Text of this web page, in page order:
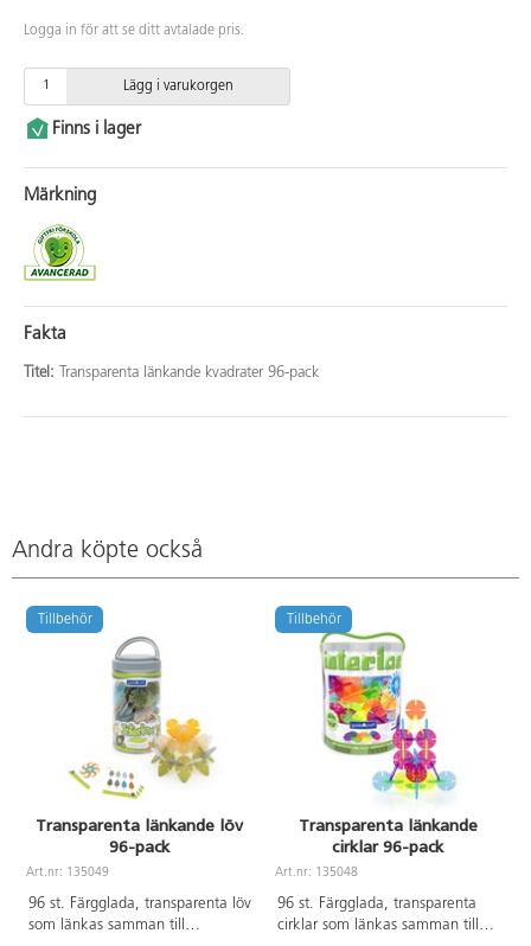
Logga in för att se ditt avtalade pris.
Lägg i varukorgen
Finns i lager
Märkning
Fakta
Titel: Transparenta länkande kvadrater 96-pack
Andra köpte också
Tillbehör
Transparenta länkande löv
96-pack
Art.nr: 135049
96 st. Färgglada, transparenta löv
som länkas samman till
Tillbehör
Transparenta länkande
cirklar 96-pack
Art.nr: 135048
96 st. Färgglada, transparenta
cirklar som länkas samman till